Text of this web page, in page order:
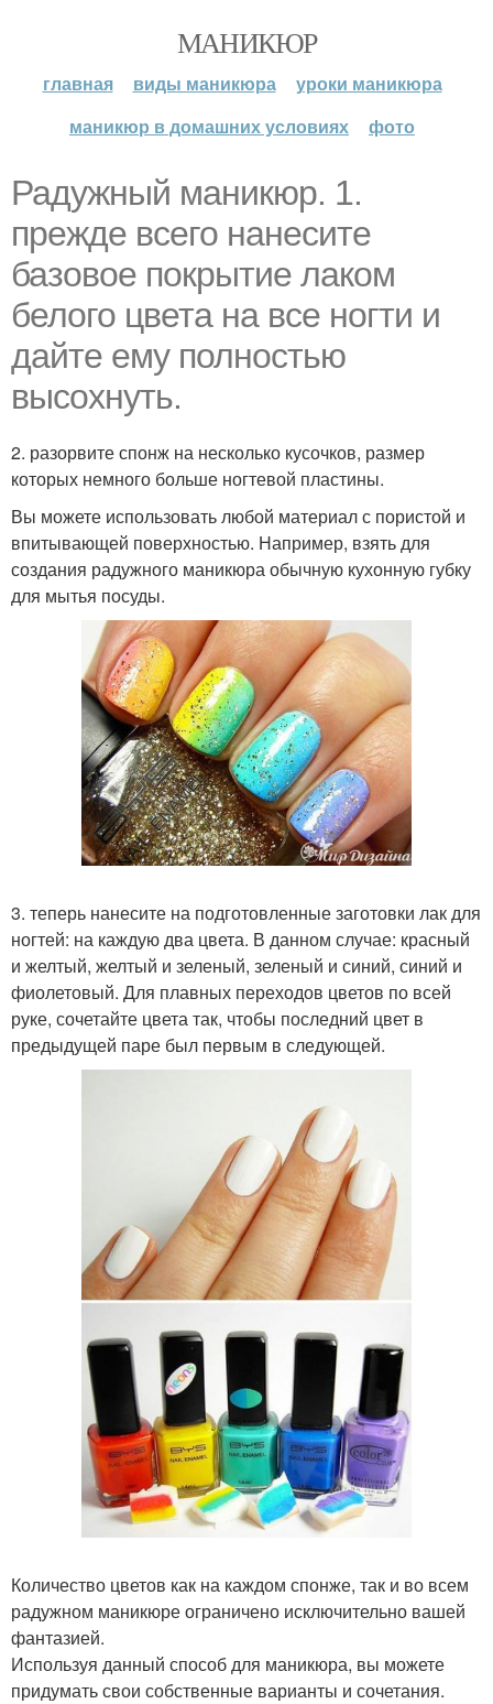
МАНИКЮР
главная виды маникюра
уроки маникюра
маникюр в домашних условиях
фото
Радужный маникюр. 1.
прежде всего нанесите
базовое покрытие лаком
белого цвета на все ногти и
дайте ему полностью
высохнуть.
2. разорвите спонж на несколько кусочков, размер
которых немного больше ногтевой пластины.
Вы можете использовать любой материал с пористой и
впитывающей поверхностью. Например, взять для
создания радужного маникюра обычную кухонную губку
для мытья посуды.
3. теперь нанесите на подготовленные заготовки лак для
ногтей: на каждую два цвета. В данном случае: красный
и желтый, желтый и зеленый, зеленый и синий, синий и
фиолетовый. Для плавных переходов цветов по всей
руке, сочетайте цвета так, чтобы последний цвет в
предыдущей паре был первым в следующей.
Количество цветов как на каждом спонже, так и во всем
радужном маникюре ограничено исключительно вашей
фантазией.
Используя данный способ для маникюра, вы можете
придумать свои собственные варианты и сочетания.